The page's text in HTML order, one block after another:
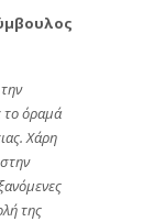
το όραμά
Χάρη
της